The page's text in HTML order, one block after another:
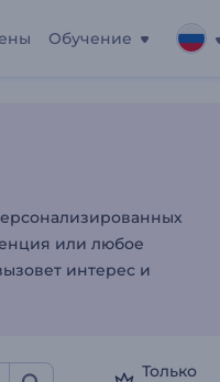
Обучение
случая
или любое
интерес и
Только